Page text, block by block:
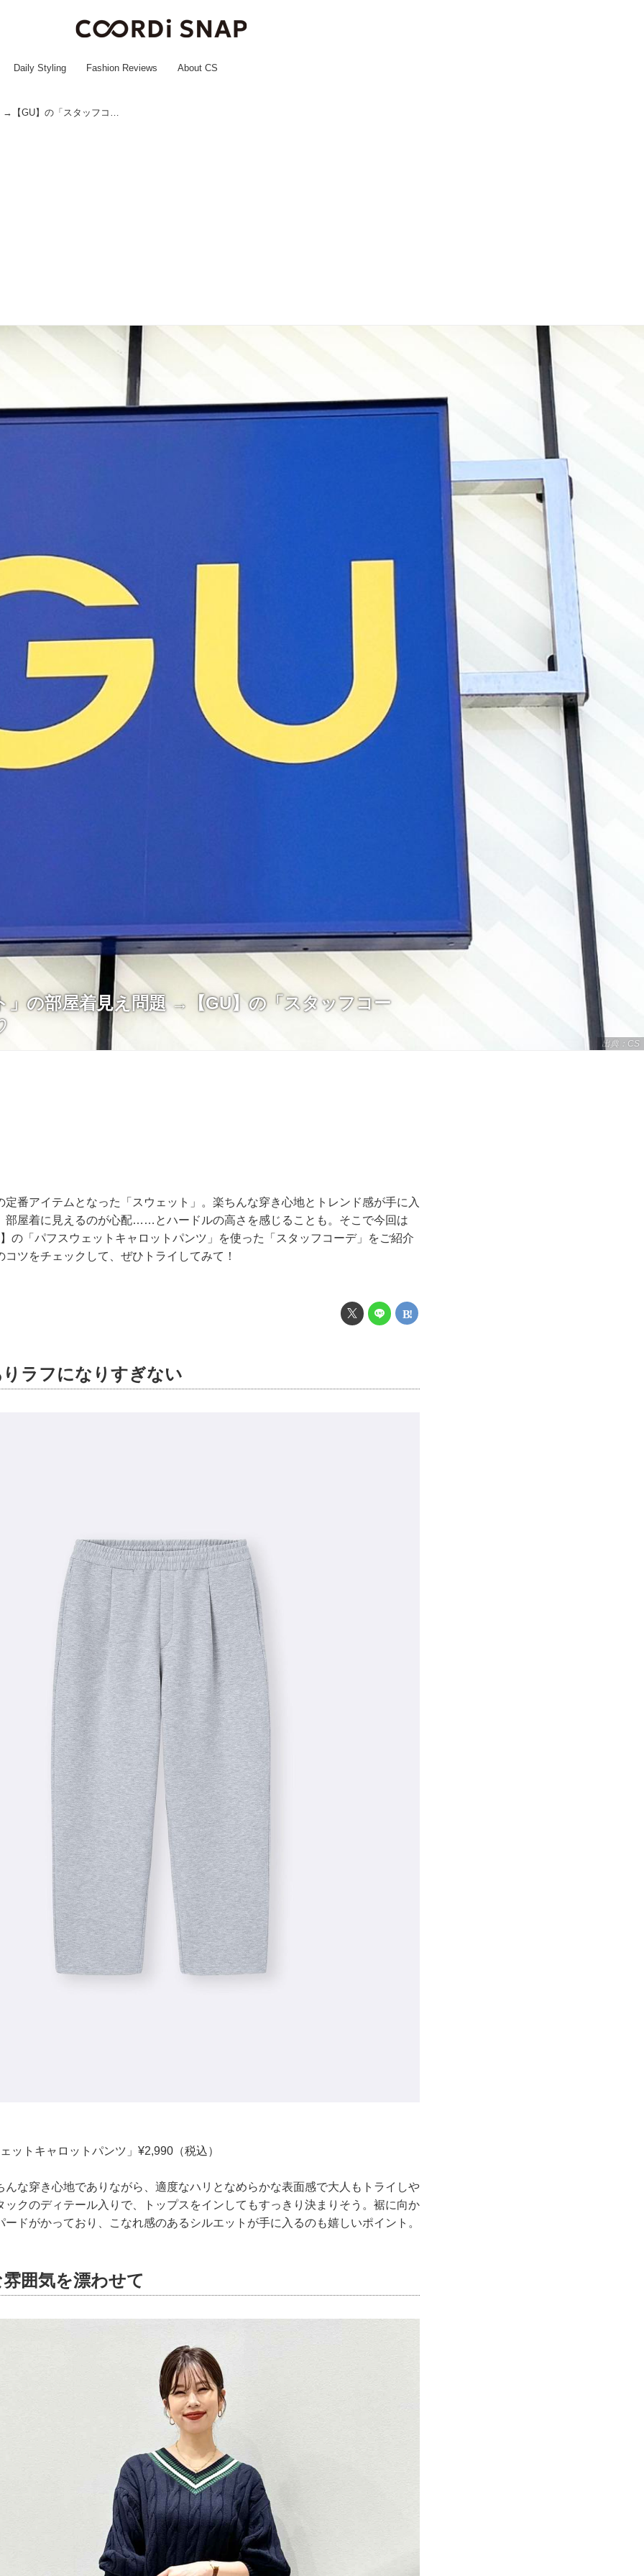
Daily Styling Fashion Reviews About CS
「スウェット」の部屋着見え問題 →【GU】の「スタッフコーデ」で解決♡
出典：CS
」の部屋着見え問題 →【GU】の「スタッフコー
定番アイテムとなった「スウェット」。楽ちんな穿き心地とトレンド感が手に入
部屋着に見えるのが心配……とハードルの高さを感じることも。そこで今回は
の「パフスウェットキャロットパンツ」を使った「スタッフコーデ」をご紹介
ツをチェックして、ぜひトライしてみて！
ラフになりすぎない
ットキャロットパンツ」¥2,990（税込）
んな穿き心地でありながら、適度なハリとなめらかな表面感で大人もトライしや
ックのディテール入りで、トップスをインしてもすっきり決まりそう。裾に向か
ードがかっており、こなれ感のあるシルエットが手に入るのも嬉しいポイント。
囲気を漂わせて